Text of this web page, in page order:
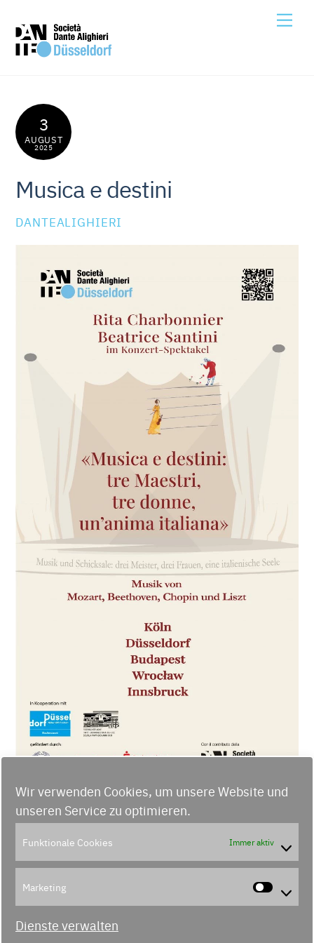
Wir verwenden Cookies, um unsere Website und
unseren Service zu optimieren.
Funktionale Cookies Immer aktiv
Marketing
Dienste verwalten
content
3
AUGUST
2025
Musica e destini
DANTEALIGHIERI
Musica e destini: tre Maestri, tre
donne, un’anima italiana